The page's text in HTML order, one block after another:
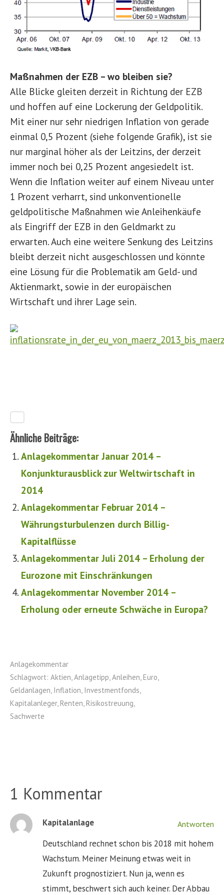
Maßnahmen der EZB – wo bleiben sie?
Alle Blicke gleiten derzeit in Richtung der EZB
und hoffen auf eine Lockerung der Geldpolitik.
Mit einer nur sehr niedrigen Inflation von gerade
einmal 0,5 Prozent (siehe folgende Grafik), ist sie
nur marginal höher als der Leitzins, der derzeit
immer noch bei 0,25 Prozent angesiedelt ist.
Wenn die Inflation weiter auf einem Niveau unter
1 Prozent verharrt, sind unkonventionelle
geldpolitische Maßnahmen wie Anleihenkäufe
als Eingriff der EZB in den Geldmarkt zu
erwarten. Auch eine weitere Senkung des Leitzins
bleibt derzeit nicht ausgeschlossen und könnte
eine Lösung für die Problematik am Geld- und
Aktienmarkt, sowie in der europäischen
Wirtschaft und ihrer Lage sein.
Ähnliche Beiträge:
Anlagekommentar Januar 2014 –
Konjunkturausblick zur Weltwirtschaft in
2014
Anlagekommentar Februar 2014 –
Währungsturbulenzen durch Billig-
Kapitalflüsse
Anlagekommentar Juli 2014 – Erholung der
Eurozone mit Einschränkungen
Anlagekommentar November 2014 –
Erholung oder erneute Schwäche in Europa?
Anlagekommentar
Schlagwort: Aktien Anlagetipp Anleihen Euro
Geldanlagen Inflation Investmentfonds
Kapitalanleger, Renten Risikostreuung
Sachwerte
1 Kommentar
Kapitalanlage Antworten
Deutschland rechnet schon bis 2018 mit hohem
Wachstum. Meiner Meinung etwas weit in
Zukunft prognostiziert. Nun ja, wenn es
stimmt, beschwert sich auch keiner. Der Abbau